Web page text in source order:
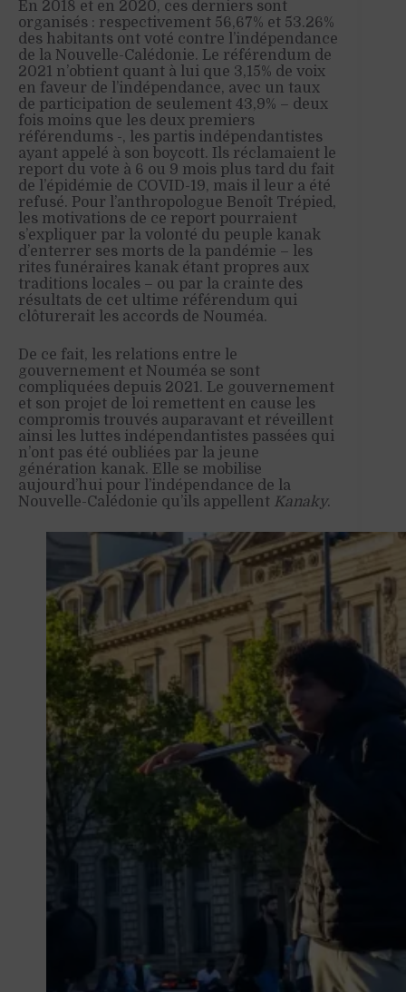
En 2018 et en 2020, ces derniers sont
organisés : respectivement 56,67% et 53.26%
des habitants ont voté contre l’indépendance
de la Nouvelle-Calédonie. Le référendum de
2021 n’obtient quant à lui que 3,15% de voix
en faveur de l’indépendance, avec un taux
de participation de seulement 43,9% – deux
fois moins que les deux premiers
référendums -, les partis indépendantistes
ayant appelé à son boycott. Ils réclamaient le
report du vote à 6 ou 9 mois plus tard du fait
de l’épidémie de COVID-19, mais il leur a été
refusé. Pour l’anthropologue Benoît Trépied,
les motivations de ce report pourraient
s’expliquer par la volonté du peuple kanak
d’enterrer ses morts de la pandémie – les
rites funéraires kanak étant propres aux
traditions locales – ou par la crainte des
résultats de cet ultime référendum qui
clôturerait les accords de Nouméa.
De ce fait, les relations entre le
gouvernement et Nouméa se sont
compliquées depuis 2021. Le gouvernement
et son projet de loi remettent en cause les
compromis trouvés auparavant et réveillent
ainsi les luttes indépendantistes passées qui
n’ont pas été oubliées par la jeune
génération kanak. Elle se mobilise
aujourd’hui pour l’indépendance de la
Nouvelle-Calédonie qu’ils appellent Kanaky.